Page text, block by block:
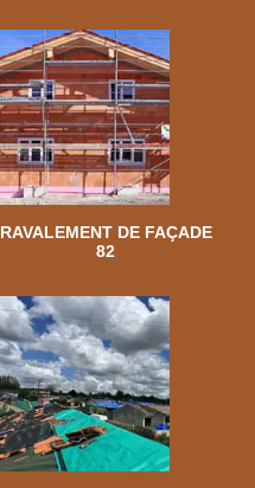
RAVALEMENT DE FAÇADE
82